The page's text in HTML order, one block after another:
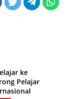
ke
Pelajar